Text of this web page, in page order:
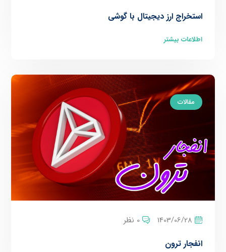
استخراج ارز دیجیتال با گوشی
اطلاعات بیشتر
مقالات
1403/06/28 0 نظر
انفجار ترون